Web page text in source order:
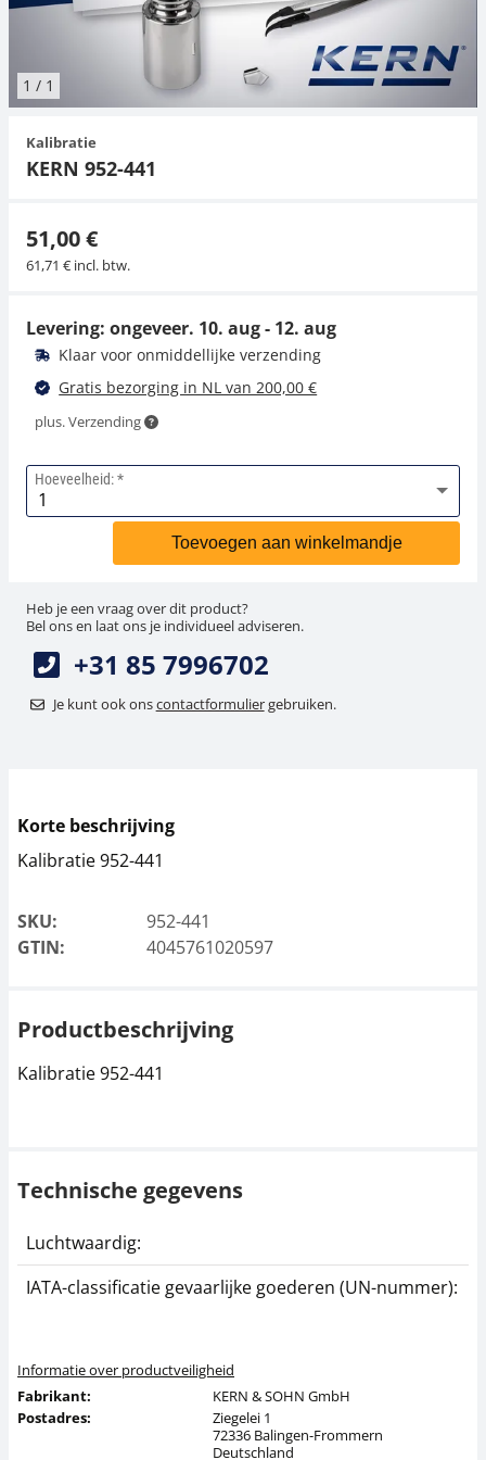
1 / 1
Kalibratie
KERN 952-441
51,00 €
61,71 € incl. btw.
Levering: ongeveer. 10. aug - 12. aug
Klaar voor onmiddellijke verzending
Gratis bezorging in NL van 200,00 €
plus. Verzending
Hoeveelheid:
Toevoegen aan winkelmandje
Heb je een vraag over dit product?
Bel ons en laat ons je individueel adviseren.
+31 85 7996702
Je kunt ook onscontactformuliergebruiken.
Korte beschrijving
Kalibratie 952-441
SKU:
952-441
GTIN:
4045761020597
Productbeschrijving
Kalibratie 952-441
Technische gegevens
Luchtwaardig:
IATA-classificatie gevaarlijke goederen (UN-nummer):
Informatie over productveiligheid
Fabrikant:
KERN & SOHN GmbH
Postadres:
Ziegelei 1
72336 Balingen-Frommern
Deutschland
Hangende weegschalen
Kraanweegschalen
Weegschaal inclusief software
Accessoires
Spannings- en compressiebelastingcellen
Trekapparaten
Externe verlichting
Toepassingen voor experts
Universele toepassingen
Kleurmeting